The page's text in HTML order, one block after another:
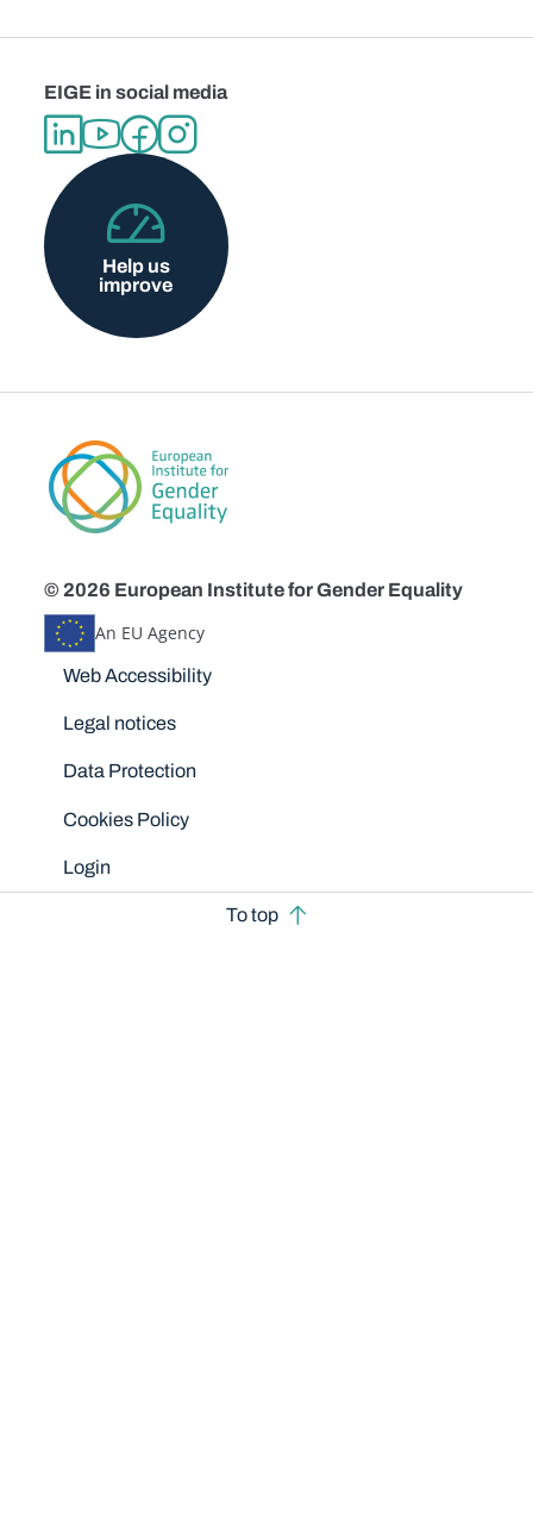
EIGE in social media
Help us
improve
© 2026 European Institute for Gender Equality
An EU Agency
Disclaimers
Web Accessibility
Legal notices
Data Protection
Cookies Policy
Login
To top